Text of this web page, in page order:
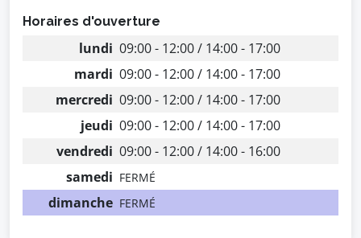
Horaires d'ouverture
lundi 09:00 - 12:00 / 14:00 - 17:00
mardi 09:00 - 12:00 / 14:00 - 17:00
mercredi 09:00 - 12:00 / 14:00 - 17:00
jeudi 09:00 - 12:00 / 14:00 - 17:00
vendredi 09:00 - 12:00 / 14:00 - 16:00
samedi FERMÉ
dimanche FERMÉ